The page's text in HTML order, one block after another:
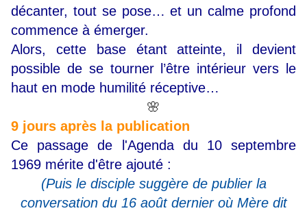
décanter, tout se pose… et un calme profond
commence à émerger.
Alors, cette base étant atteinte, il devient
possible de se tourner l’être intérieur vers le
haut en mode humilité réceptive…
🌸
9 jours après la publication
Ce passage de l'Agenda du 10 septembre
1969 mérite d'être ajouté :
(Puis le disciple suggère de publier la
conversation du 16 août dernier où Mère dit